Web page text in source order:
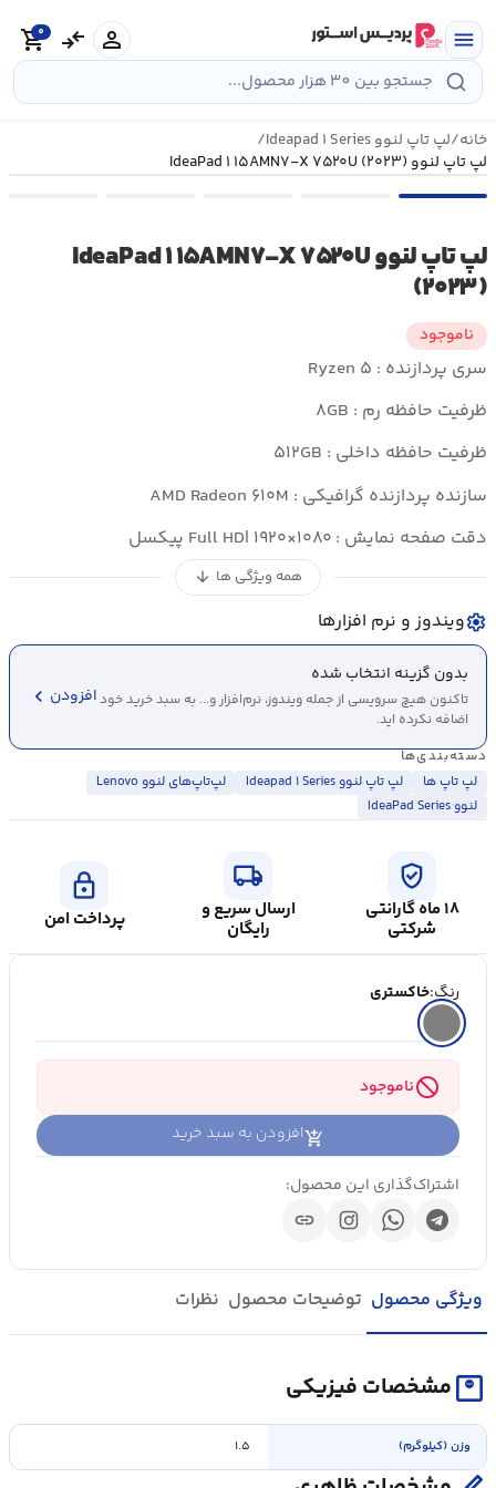
به
محتوا
menu
person
compare_arrows
shopping_cart
0
خانه/لپ تاپ لنوو Ideapad ۱ Series
/
لپ تاپ لنوو IdeaPad ۱ ۱۵AMN۷-X ۷۵۲۰U (۲۰۲۳)
لپ تاپ لنوو IdeaPad ۱ ۱۵AMN۷-X ۷۵۲۰U
(۲۰۲۳)
ناموجود
سری پردازنده : Ryzen ۵
ظرفیت حافظه رم : ۸GB
ظرفیت حافظه داخلی : ۵۱۲GB
سازنده پردازنده گرافیکی : AMD Radeon ۶۱۰M
دقت صفحه نمایش : Full HD| ۱۹۲۰×۱۰۸۰ پیکسل
همه ویژگی ها arrow_downward
ویندوز و نرم افزارهاsettings
بدون گزینه انتخاب شده
تاکنون هیچ سرویسی از جمله ویندوز، نرم‌افزار و... به سبد خرید خود
اضافه نکرده اید.
افزودن chevron_left
دسته‌بندی‌ها
لپ تاپ ها
لپ تاپ لنوو Ideapad ۱ Series
لپ‌تاپ‌های لنوو Lenovo
لنوو IdeaPad Series
verified_user
۱۸ ماه گارانتی
شرکتی
local_shipping
ارسال سریع و
رایگان
lock
پرداخت امن
رنگ:خاکستری
blockناموجود
افزودن به سبد خرید
اشتراک‌گذاری این محصول:
link
ویژگی محصول توضیحات محصول نظرات
monitor_weightمشخصات فیزیکی
وزن (کیلوگرم) ۱.۵